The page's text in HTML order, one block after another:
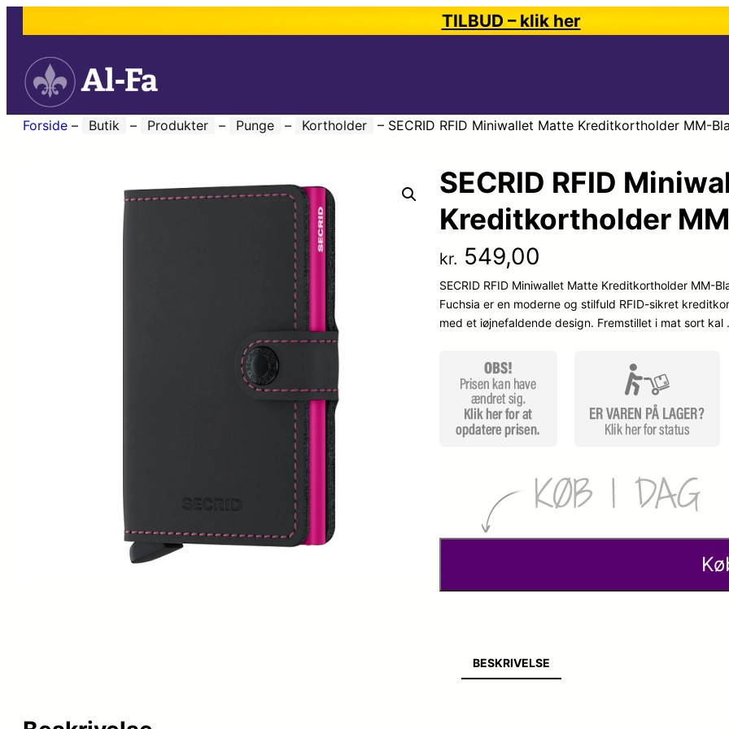
TILBUD – klik her
Forside – Butik – Produkter – Punge – Kortholder – SECRID RFID Miniwallet Matte Kreditkortholder MM-
SECRID RFID
Kreditkortholder
kr. 549,00
SECRID RFID Miniwallet Matte Kreditkortholder MM-
Fuchsia er en moderne og stilfuld RFID-sikret
med et iøjnefaldende design. Fremstillet i mat sort
BESKRIVELSE